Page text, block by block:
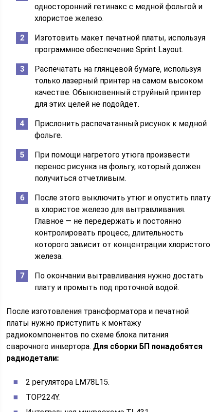
односторонний гетинакс с медной фольгой и
хлористое железо.
Изготовить макет печатной платы, используя
программное обеспечение Sprint Layout.
Распечатать на глянцевой бумаге, используя
только лазерный принтер на самом высоком
качестве. Обыкновенный струйный принтер
для этих целей не подойдет.
Прислонить распечатанный рисунок к медной
фольге.
При помощи нагретого утюга произвести
перенос рисунка на фольгу, который должен
получиться отчетливым.
После этого выключить утюг и опустить плату
в хлористое железо для вытравливания.
Главное — не передержать и постоянно
контролировать процесс, длительность
которого зависит от концентрации хлористого
железа.
По окончании вытравливания нужно достать
плату и промыть под проточной водой.
После изготовления трансформатора и печатной
платы нужно приступить к монтажу
радиокомпонентов по схеме блока питания
сварочного инвертора. Для сборки БП понадобятся
радиодетали:
2 регулятора LM78L15.
TOP224Y.